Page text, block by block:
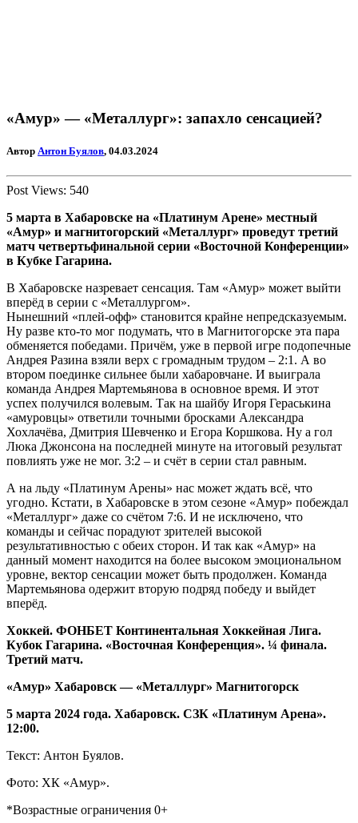
«Амур» — «Металлург»: запахло сенсацией?
Автор Антон Буялов, 04.03.2024
Post Views: 540
5 марта в Хабаровске на «Платинум Арене» местный
«Амур» и магнитогорский «Металлург» проведут третий
матч четвертьфинальной серии «Восточной Конференции»
в Кубке Гагарина.
В Хабаровске назревает сенсация. Там «Амур» может выйти
вперёд в серии с «Металлургом».
Нынешний «плей-офф» становится крайне непредсказуемым.
Ну разве кто-то мог подумать, что в Магнитогорске эта пара
обменяется победами. Причём, уже в первой игре подопечные
Андрея Разина взяли верх с громадным трудом – 2:1. А во
втором поединке сильнее были хабаровчане. И выиграла
команда Андрея Мартемьянова в основное время. И этот
успех получился волевым. Так на шайбу Игоря Гераськина
«амуровцы» ответили точными бросками Александра
Хохлачёва, Дмитрия Шевченко и Егора Коршкова. Ну а гол
Люка Джонсона на последней минуте на итоговый результат
повлиять уже не мог. 3:2 – и счёт в серии стал равным.
А на льду «Платинум Арены» нас может ждать всё, что
угодно. Кстати, в Хабаровске в этом сезоне «Амур» побеждал
«Металлург» даже со счётом 7:6. И не исключено, что
команды и сейчас порадуют зрителей высокой
результативностью с обеих сторон. И так как «Амур» на
данный момент находится на более высоком эмоциональном
уровне, вектор сенсации может быть продолжен. Команда
Мартемьянова одержит вторую подряд победу и выйдет
вперёд.
Хоккей. ФОНБЕТ Континентальная Хоккейная Лига.
Кубок Гагарина. «Восточная Конференция». ¼ финала.
Третий матч.
«Амур» Хабаровск — «Металлург» Магнитогорск
5 марта 2024 года. Хабаровск. СЗК «Платинум Арена».
12:00.
Текст: Антон Буялов.
Фото: ХК «Амур».
*Возрастные ограничения 0+